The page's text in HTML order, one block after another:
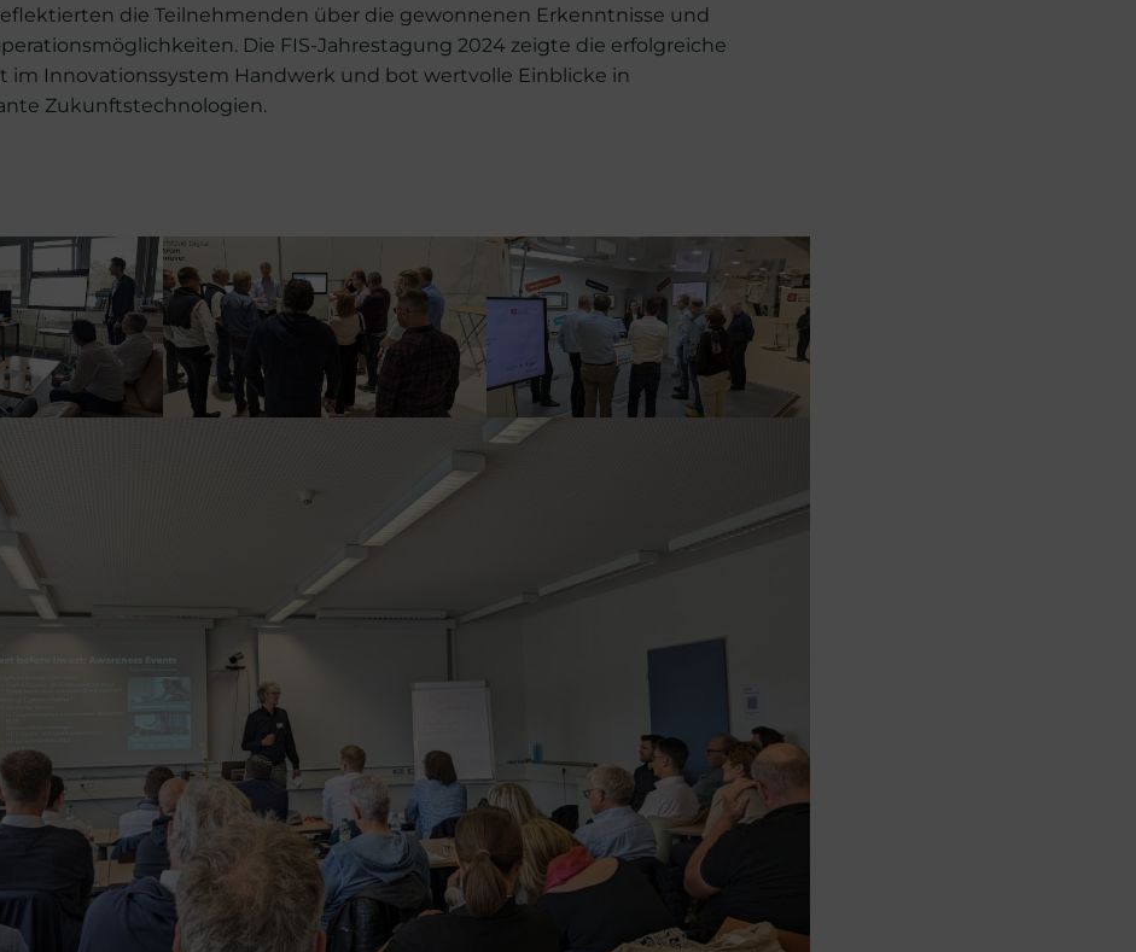
die Teilnehmenden über die gewonnenen Erkenntnisse und
Die FIS-Jahrestagung 2024 zeigte die erfolgreiche
im Innovationssystem Handwerk und bot wertvolle Einblicke in
Zukunftstechnologien.